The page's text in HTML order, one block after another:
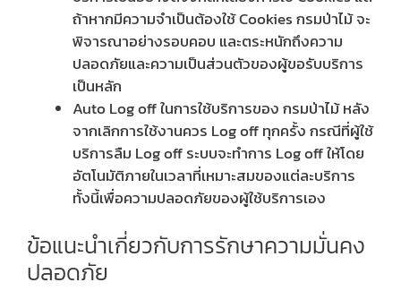
ถ้าหากมีความจำเป็นต้องใช้ Cookies กรมป่าไม้ จะ
พิจารณาอย่างรอบคอบ และตระหนักถึงความ
ปลอดภัยและความเป็นส่วนตัวของผู้ขอรับบริการ
เป็นหลัก
Auto Log off ในการใช้บริการของ กรมป่าไม้ หลัง
จากเลิกการใช้งานควร Log off ทุกครั้ง กรณีที่ผู้ใช้
บริการลืม Log off ระบบจะทำการ Log off ให้โดย
อัตโนมัติภายในเวลาที่เหมาะสมของแต่ละบริการ
ทั้งนี้เพื่อความปลอดภัยของผู้ใช้บริการเอง
ข้อแนะนำเกี่ยวกับการรักษาความมั่นคง
ปลอดภัย